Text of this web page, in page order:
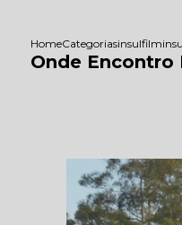
HomeCategoriasinsulfilm
Onde Encontro